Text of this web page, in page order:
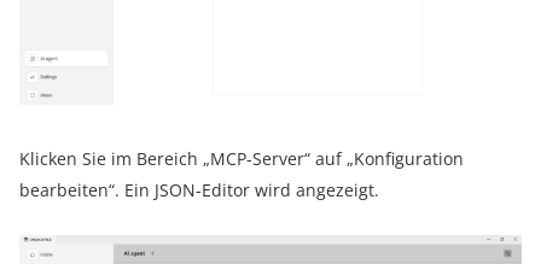
Klicken Sie im Bereich „MCP-Server“ auf „Konfiguration
bearbeiten“. Ein JSON-Editor wird angezeigt.